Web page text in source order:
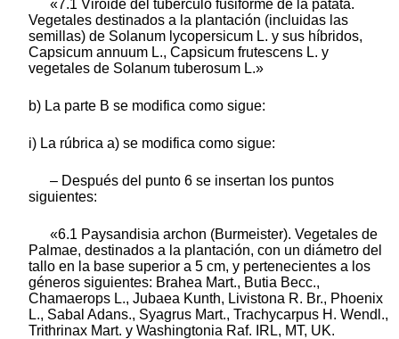
«7.1 Viroide del tubérculo fusiforme de la patata.
Vegetales destinados a la plantación (incluidas las
semillas) de Solanum lycopersicum L. y sus híbridos,
Capsicum annuum L., Capsicum frutescens L. y
vegetales de Solanum tuberosum L.»
b) La parte B se modifica como sigue:
i) La rúbrica a) se modifica como sigue:
– Después del punto 6 se insertan los puntos
siguientes:
«6.1 Paysandisia archon (Burmeister). Vegetales de
Palmae, destinados a la plantación, con un diámetro del
tallo en la base superior a 5 cm, y pertenecientes a los
géneros siguientes: Brahea Mart., Butia Becc.,
Chamaerops L., Jubaea Kunth, Livistona R. Br., Phoenix
L., Sabal Adans., Syagrus Mart., Trachycarpus H. Wendl.,
Trithrinax Mart. y Washingtonia Raf. IRL, MT, UK.